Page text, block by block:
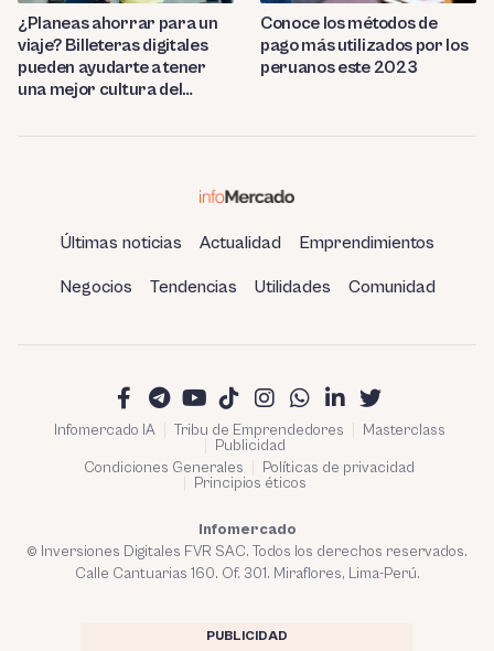
¿Planeas ahorrar para un
viaje? Billeteras digitales
pueden ayudarte a tener
una mejor cultura del
Conoce los métodos de
pago más utilizados por los
peruanos este 2023
Últimas noticias Actualidad Emprendimientos
Negocios Tendencias Utilidades Comunidad
Infomercado IA Tribu de Emprendedores
Masterclass
Publicidad
Condiciones Generales
Políticas de privacidad
Principios éticos
Infomercado
© Inversiones Digitales FVR SAC. Todos los derechos reservados.
Calle Cantuarias 160. Of. 301. Miraflores, Lima-Perú.
PUBLICIDAD